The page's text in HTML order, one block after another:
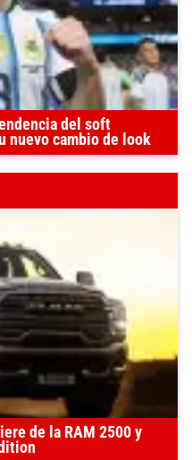
del soft
nuevo cambio de look
de la RAM 2500 y